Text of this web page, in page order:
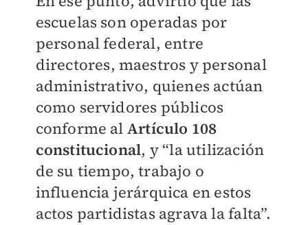
escuelas son operadas por
personal federal, entre
directores, maestros y personal
administrativo, quienes actúan
como servidores públicos
conforme al Artículo 108
constitucional, y “la utilización
de su tiempo, trabajo o
influencia jerárquica en estos
actos partidistas agrava la falta”.